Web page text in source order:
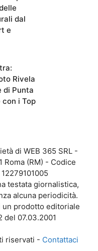
dal
e
Rivela
di Punta
con i Top
di WEB 365 SRL -
Roma (RM) - Codice
testata giornalistica,
alcuna periodicità.
prodotto editoriale
del 07.03.2001
riservati - Contattaci